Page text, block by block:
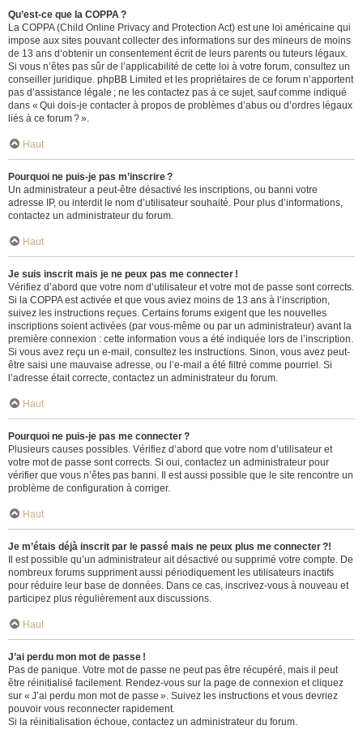
Qu’est-ce que la COPPA ?
La COPPA (Child Online Privacy and Protection Act) est une loi américaine qui
impose aux sites pouvant collecter des informations sur des mineurs de moins
de 13 ans d’obtenir un consentement écrit de leurs parents ou tuteurs légaux.
Si vous n’êtes pas sûr de l’applicabilité de cette loi à votre forum, consultez un
conseiller juridique. phpBB Limited et les propriétaires de ce forum n’apportent
pas d’assistance légale ; ne les contactez pas à ce sujet, sauf comme indiqué
dans « Qui dois-je contacter à propos de problèmes d’abus ou d’ordres légaux
liés à ce forum ? ».
Haut
Pourquoi ne puis-je pas m’inscrire ?
Un administrateur a peut-être désactivé les inscriptions, ou banni votre
adresse IP, ou interdit le nom d’utilisateur souhaité. Pour plus d’informations,
contactez un administrateur du forum.
Haut
Je suis inscrit mais je ne peux pas me connecter !
Vérifiez d’abord que votre nom d’utilisateur et votre mot de passe sont corrects.
Si la COPPA est activée et que vous aviez moins de 13 ans à l’inscription,
suivez les instructions reçues. Certains forums exigent que les nouvelles
inscriptions soient activées (par vous-même ou par un administrateur) avant la
première connexion : cette information vous a été indiquée lors de l’inscription.
Si vous avez reçu un e-mail, consultez les instructions. Sinon, vous avez peut-
être saisi une mauvaise adresse, ou l’e-mail a été filtré comme pourriel. Si
l’adresse était correcte, contactez un administrateur du forum.
Haut
Pourquoi ne puis-je pas me connecter ?
Plusieurs causes possibles. Vérifiez d’abord que votre nom d’utilisateur et
votre mot de passe sont corrects. Si oui, contactez un administrateur pour
vérifier que vous n’êtes pas banni. Il est aussi possible que le site rencontre un
problème de configuration à corriger.
Haut
Je m’étais déjà inscrit par le passé mais ne peux plus me connecter ?!
Il est possible qu’un administrateur ait désactivé ou supprimé votre compte. De
nombreux forums suppriment aussi périodiquement les utilisateurs inactifs
pour réduire leur base de données. Dans ce cas, inscrivez-vous à nouveau et
participez plus régulièrement aux discussions.
Haut
J’ai perdu mon mot de passe !
Pas de panique. Votre mot de passe ne peut pas être récupéré, mais il peut
être réinitialisé facilement. Rendez-vous sur la page de connexion et cliquez
sur « J’ai perdu mon mot de passe ». Suivez les instructions et vous devriez
pouvoir vous reconnecter rapidement.
Si la réinitialisation échoue, contactez un administrateur du forum.